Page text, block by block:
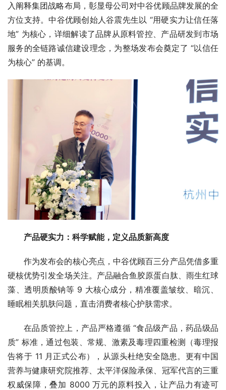
入阐释集团战略布局，彰显母公司对中谷优顾品牌发展的全
方位支持。中谷优顾创始人谷震先生以 “用硬实力让信任落
地” 为核心，详细解读了品牌从原料管控、产品研发到市场
服务的全链路诚信建设理念，为整场发布会奠定了 “以信任
为核心” 的基调。
产品硬实力：科学赋能，定义品质新高度
作为发布会的核心亮点，中谷优顾百三分产品凭借多重
硬核优势引发全场关注。产品融合鱼胶原蛋白肽、雨生红球
藻、透明质酸钠等 9 大核心成分，精准覆盖皱纹、暗沉、
睡眠相关肌肤问题，直击消费者核心护肤需求。
在品质管控上，产品严格遵循 “食品级产品，药品级品
质” 标准，通过包装、常规、激素及毒理四重检测（毒理报
告将于 11 月正式公布），从源头杜绝安全隐患。更有中国
营养与健康研究院推荐、太平洋保险承保、冠军代言的三重
权威保障，叠加 8000 万元的原料投入，让产品力有迹可